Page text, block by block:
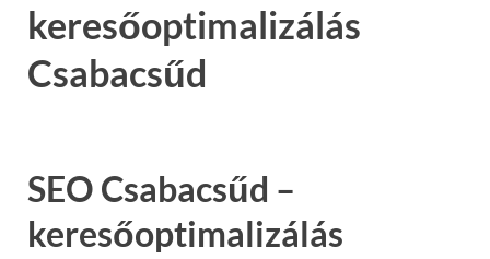
keresőoptimalizálás
Csabacsűd
SEO Csabacsűd –
keresőoptimalizálás